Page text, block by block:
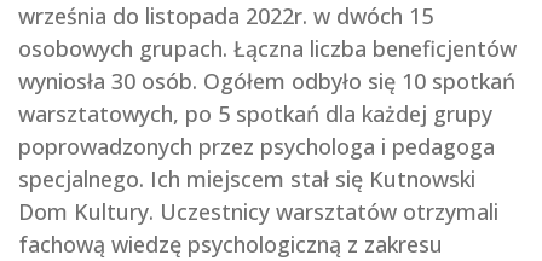
września do listopada 2022r. w dwóch 15
osobowych grupach. Łączna liczba beneficjentów
wyniosła 30 osób. Ogółem odbyło się 10 spotkań
warsztatowych, po 5 spotkań dla każdej grupy
poprowadzonych przez psychologa i pedagoga
specjalnego. Ich miejscem stał się Kutnowski
Dom Kultury. Uczestnicy warsztatów otrzymali
fachową wiedzę psychologiczną z zakresu